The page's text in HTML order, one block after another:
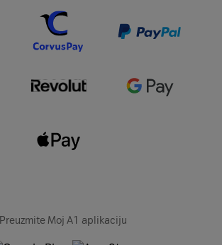
Preuzmite Moj A1 aplikaciju